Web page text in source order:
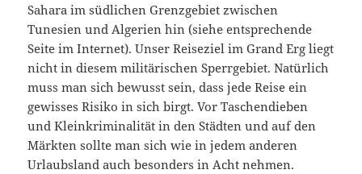
Sahara im südlichen Grenzgebiet zwischen
Tunesien und Algerien hin (siehe entsprechende
Seite im Internet). Unser Reiseziel im Grand Erg liegt
nicht in diesem militärischen Sperrgebiet. Natürlich
muss man sich bewusst sein, dass jede Reise ein
gewisses Risiko in sich birgt. Vor Taschendieben
und Kleinkriminalität in den Städten und auf den
Märkten sollte man sich wie in jedem anderen
Urlaubsland auch besonders in Acht nehmen.